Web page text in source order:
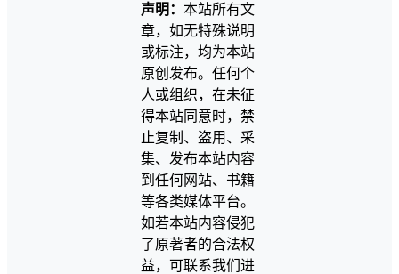
声明： 本站所有文
章，如无特殊说明
或标注，均为本站
原创发布。任何个
人或组织，在未征
得本站同意时，禁
止复制、盗用、采
集、发布本站内容
到任何网站、书籍
等各类媒体平台。
如若本站内容侵犯
了原著者的合法权
益，可联系我们进